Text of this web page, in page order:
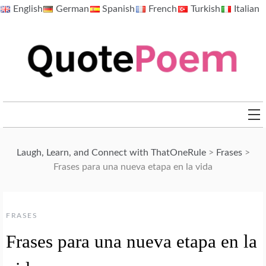
SkipEnglish German Spanish French Turkish Italian
Laugh, Learn, and Connect with ThatOneRule> Frases>
Frases para una nueva etapa en la vida
FRASES
Frases para una nueva etapa en la